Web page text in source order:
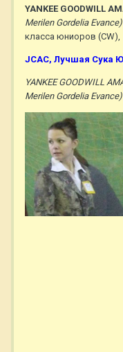
YANKEE GOODWILL
Merilen Gordelia Evance)
класса юниоров (CW),
JСАС, Лучшая Сука
YANKEE GOODWILL
Merilen Gordelia